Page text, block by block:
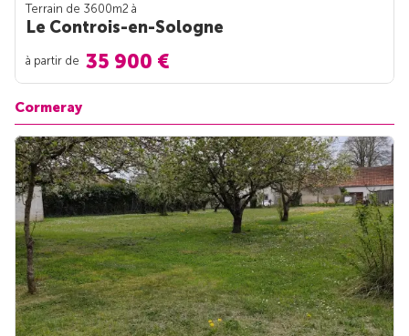
Terrain de 3600m2 à
Le Controis-en-Sologne
à partir de 35 900 €
Cormeray